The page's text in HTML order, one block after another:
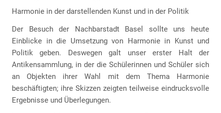
Harmonie in der darstellenden Kunst und in der Politik
Der Besuch der Nachbarstadt Basel sollte uns heute
Einblicke in die Umsetzung von Harmonie in Kunst und
Politik geben. Deswegen galt unser erster Halt der
Antikensammlung, in der die Schülerinnen und Schüler sich
an Objekten ihrer Wahl mit dem Thema Harmonie
beschäftigten; ihre Skizzen zeigten teilweise eindrucksvolle
Ergebnisse und Überlegungen.